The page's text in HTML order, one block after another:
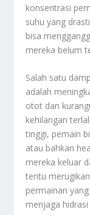
konsentrasi
suhu yang
bisa
mereka belum
Salah satu
adalah
otot dan
kehilangan
tinggi, pemain
atau bahkan
mereka keluar
tentu
permainan
menjaga